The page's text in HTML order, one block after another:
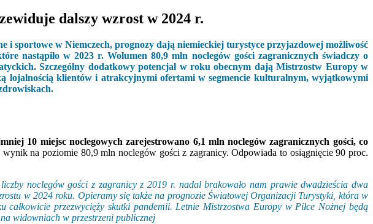
dalszy wzrost w 2024 r.
sportowe w Niemczech, prognozy dają niemieckiej turystyce przyjazdowej możliwość
nastąpiło w 2023 r. Wolumen 80,9 mln noclegów gości zagranicznych świadczy o
Szczególny dodatkowy potencjał w roku obecnym dają Mistrzostw Europy w
lojalnością klientów i atrakcyjnymi ofertami w segmencie kulturalnym, wyjątkowymi
10 miejsc noclegowych zarejestrowano 6,1 mln noclegów zagranicznych gości, co
na poziomie 80,9 mln noclegów gości z zagranicy. Odpowiada to osiągnięcie 90 proc.
noclegów gości z zagranicy z 2019 r. nadal brakowało nam prawie dwadzieścia dwa
w 2024 roku. Opieramy się także na prognozie Światowej Organizacji Turystyki, która w
przezwycięży skutki pandemii. Letnie Mistrzostwa Europy w Piłce Nożnej będą
widowniach w przestrzeni publicznej